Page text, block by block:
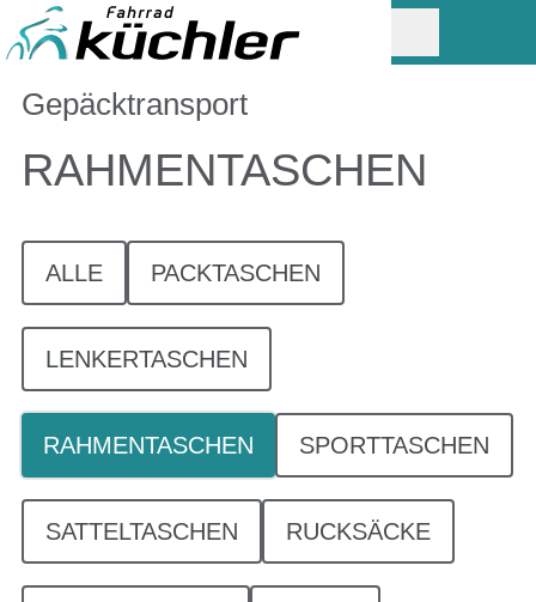
Gepäcktransport
RAHMENTASCHEN
ALLE PACKTASCHEN
LENKERTASCHEN
RAHMENTASCHEN SPORTTASCHEN
SATTELTASCHEN RUCKSÄCKE